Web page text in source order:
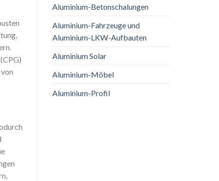
Aluminium-Betonschalungen
Aluminium-Fahrzeuge und
Aluminium-LKW-Aufbauten
Aluminium Solar
Aluminium-Möbel
Aluminium-Profil